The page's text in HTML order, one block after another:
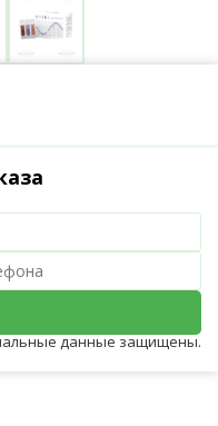
данные защищены.